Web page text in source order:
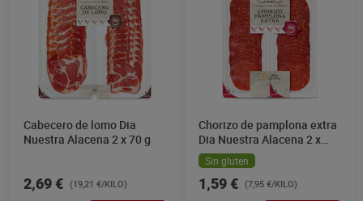
Cabecero de lomo Dia
Nuestra Alacena 2 x 70 g
2,69 € (19,21 €/KILO)
Chorizo de pamplona extra
Dia Nuestra Alacena 2 x
100 g
Sin gluten
1,59 € (7,95 €/KILO)